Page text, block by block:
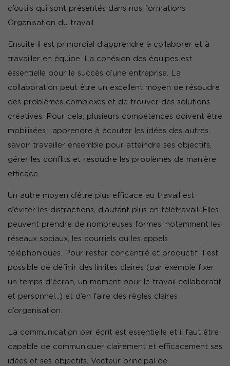
d’outils qui sont présentés dans nos formations
Organisation du travail.
Ensuite il est primordial d’apprendre à collaborer et à
travailler en équipe. La cohésion des équipes est
essentielle pour le succès d’une entreprise. La
collaboration peut être un excellent moyen de résoudre
des problèmes complexes et de trouver des solutions
créatives. Pour cela, plusieurs compétences doivent être
mobilisées : apprendre à écouter les idées des autres,
savoir travailler ensemble pour atteindre ses objectifs,
gérer les conflits et résoudre les problèmes de manière
efficace.
Un autre moyen d’être plus efficace au travail est
d’éviter les distractions, d’autant plus en télétravail. Elles
peuvent prendre de nombreuses formes, notamment les
réseaux sociaux, les courriels ou les appels
téléphoniques. Pour rester concentré et productif, il est
possible de définir des limites claires (par exemple fixer
un temps d'écran, un moment pour le travail collaboratif
et personnel...) et d’en faire des règles claires
d’organisation.
La communication par écrit est essentielle et il faut être
capable de communiquer clairement et efficacement ses
idées et ses objectifs. Vecteur principal de